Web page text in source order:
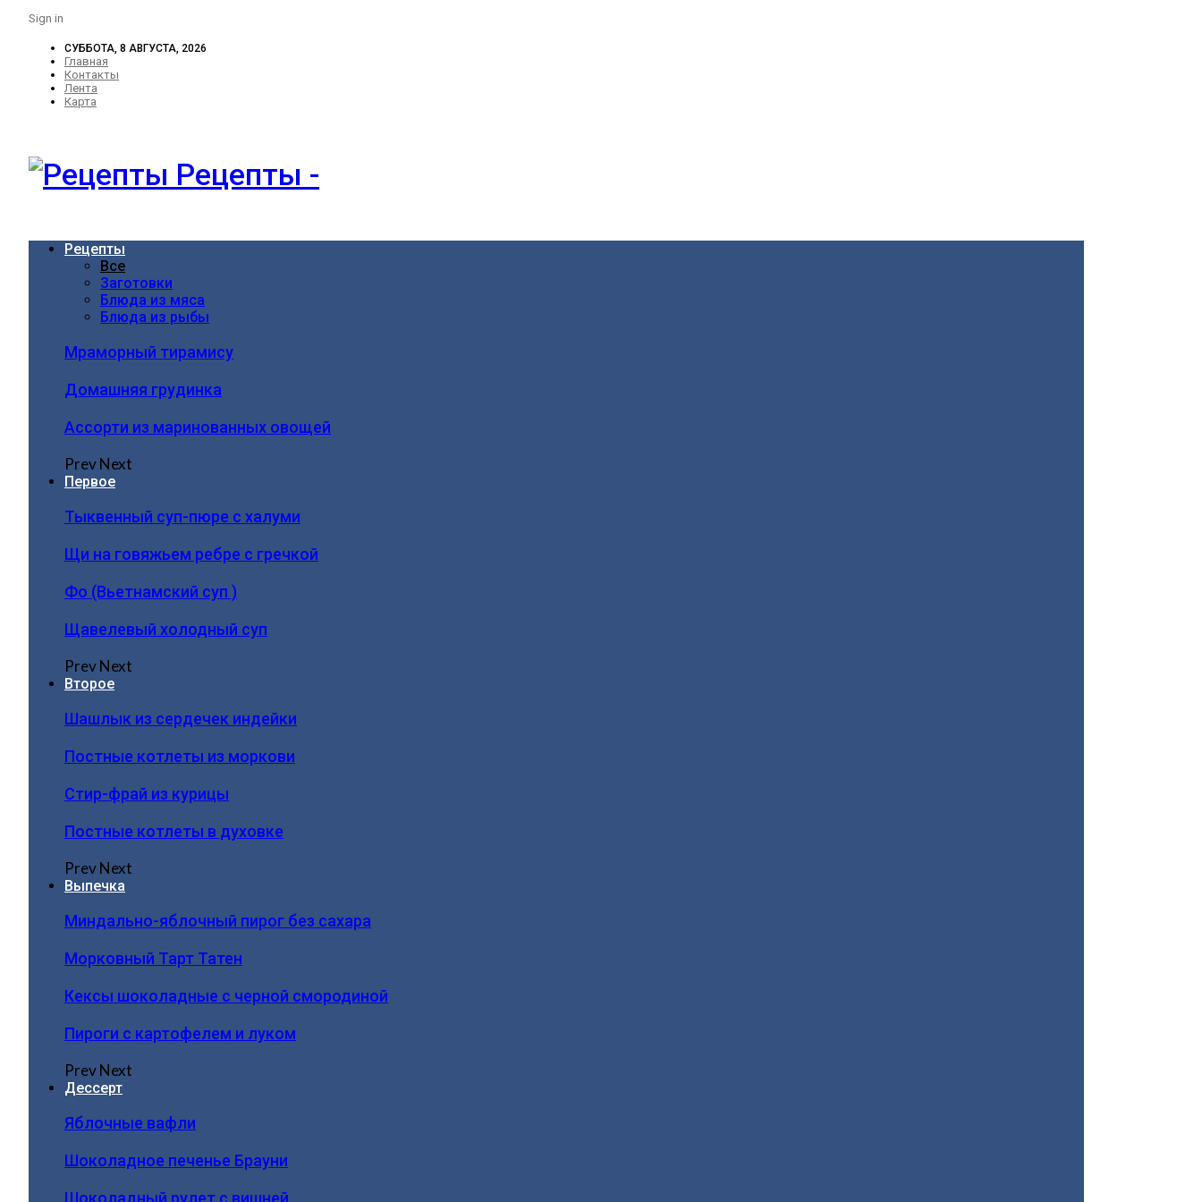
Sign in
СУББОТА, 8 АВГУСТА, 2026
Главная
Контакты
Лента
Карта
Рецепты -
Рецепты
Все
Заготовки
Блюда из мяса
Блюда из рыбы
Мраморный тирамису
Домашняя грудинка
Ассорти из маринованных овощей
PrevNext
Первое
Тыквенный суп-пюре с халуми
Щи на говяжьем ребре с гречкой
Фо (Вьетнамский суп )
Щавелевый холодный суп
PrevNext
Второе
Шашлык из сердечек индейки
Постные котлеты из моркови
Стир-фрай из курицы
Постные котлеты в духовке
PrevNext
Выпечка
Миндально-яблочный пирог без сахара
Морковный Тарт Татен
Кексы шоколадные с черной смородиной
Пироги c картофелем и луком
PrevNext
Дессерт
Яблочные вафли
Шоколадное печенье Брауни
Шоколадный рулет с вишней